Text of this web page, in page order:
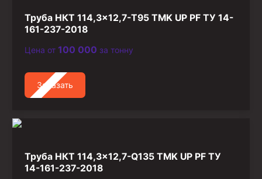
Труба НКТ 114,3×12,7-Т95 TMK UP PF ТУ 14-
161-237-2018
Цена от 100 000 за тонну
Заказать
Труба НКТ 114,3×12,7-Q135 TMK UP PF ТУ
14-161-237-2018